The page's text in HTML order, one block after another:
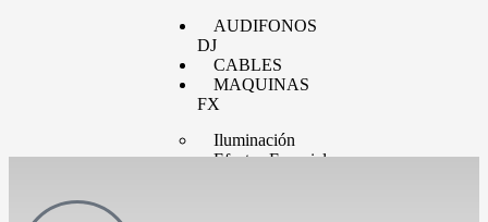
AUDIFONOS
DJ
CABLES
MAQUINAS
FX
Iluminación
Efectos Especiales